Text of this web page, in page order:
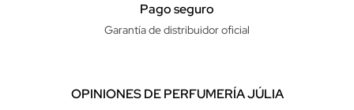
Pago seguro
Garantía de distribuidor oficial
OPINIONES DE PERFUMERÍA JÚLIA